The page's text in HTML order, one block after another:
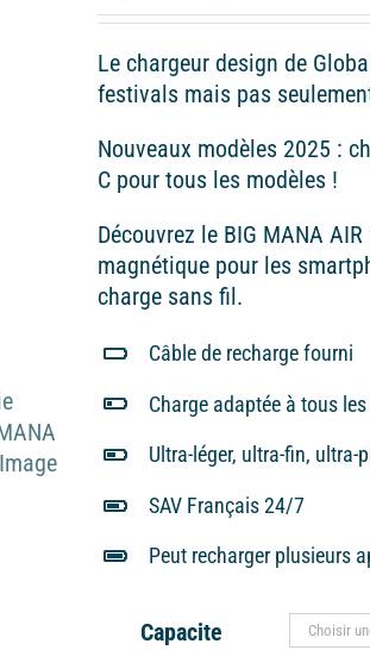
30,00€
à
Le chargeur design de
festivals mais pas
Nouveaux modèles 2025 :
C pour tous les modèles !
Découvrez le BIG MANA
magnétique pour les
charge sans fil.
Câble de recharge fourni
Charge adaptée à tous
Ultra-léger, ultra-fin, ultra-
SAV Français 24/7
Peut recharger plusieurs
Capacite